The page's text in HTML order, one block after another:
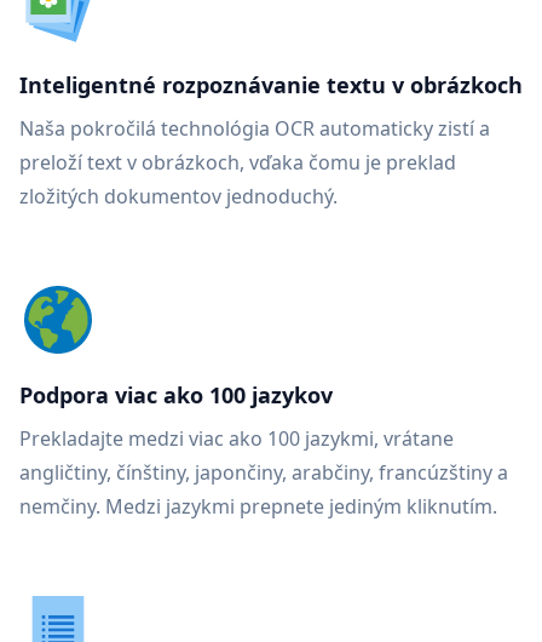
Inteligentné rozpoznávanie textu v obrázkoch
Naša pokročilá technológia OCR automaticky zistí a
preloží text v obrázkoch, vďaka čomu je preklad
zložitých dokumentov jednoduchý.
Podpora viac ako 100 jazykov
Prekladajte medzi viac ako 100 jazykmi, vrátane
angličtiny, čínštiny, japončiny, arabčiny, francúzštiny a
nemčiny. Medzi jazykmi prepnete jediným kliknutím.